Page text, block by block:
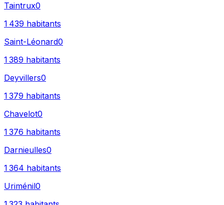
Taintrux0
1 439 habitants
Saint-Léonard0
1 389 habitants
Deyvillers0
1 379 habitants
Chavelot0
1 376 habitants
Darnieulles0
1 364 habitants
Uriménil0